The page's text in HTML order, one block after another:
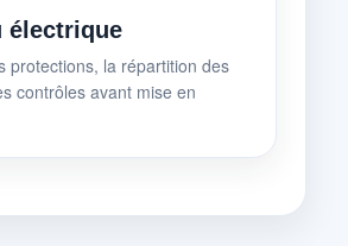
électrique
protections, la répartition des
contrôles avant mise en